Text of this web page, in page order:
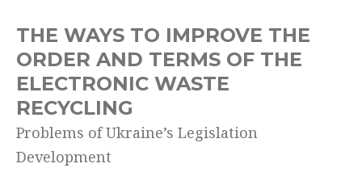
THE WAYS TO IMPROVE THE
ORDER AND TERMS OF THE
ELECTRONIC WASTE
RECYCLING
Problems of Ukraine’s Legislation
Development